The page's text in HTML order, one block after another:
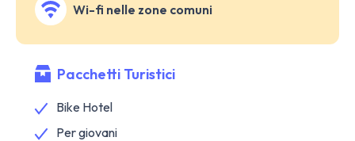
Wi-fi nelle zone comuni
Pacchetti Turistici
Bike Hotel
Per giovani